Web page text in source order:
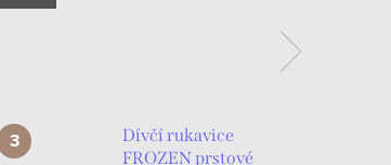
Dívčí rukavice
FROZEN prstové